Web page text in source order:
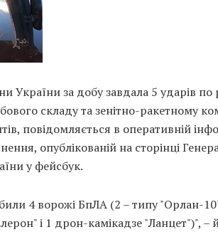
України за добу завдала 5 ударів по
складу та зенітно-ракетному
повідомляється в оперативній
опублікованій на сторінці
у фейсбук.
4 ворожі БпЛА (2 – типу "Орлан-
і 1 дрон-камікадзе "Ланцет")", –